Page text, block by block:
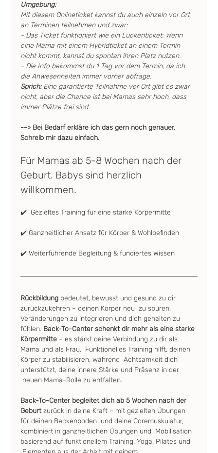
Umgebung:
Mit diesem Onlineticket kannst du auch einzeln vor Ort
an Terminen teilnehmen und zwar:
- Das Ticket funktioniert wie ein Lückenticket: Wenn
eine Mama mit einem Hybridticket an einem Termin
nicht kommt, kannst du spontan ihren Platz nutzen.
- Die Info bekommst du 1 Tag vor dem Termin, da ich
die Anwesenheiten immer vorher abfrage.
Sprich: Eine garantierte Teilnahme vor Ort gibt es zwar
nicht, aber die Chance ist bei Mamas sehr hoch, dass
immer Plätze frei sind.
--> Bei Bedarf erkläre ich das gern noch genauer.
Schreib mir dazu einfach.
Für Mamas ab 5-8 Wochen nach der
Geburt. Babys sind herzlich
willkommen.
✔️  Gezieltes Training für eine starke Körpermitte
✔️ Ganzheitlicher Ansatz für Körper & Wohlbefinden
✔️ Weiterführende Begleitung & fundiertes Wissen
Rückbildung bedeutet, bewusst und gesund zu dir
zurückzukehren – deinen Körper neu  zu spüren,
Veränderungen zu integrieren und dich gehalten zu
fühlen. Back-To-Center schenkt dir mehr als eine starke
Körpermitte – es stärkt deine Verbindung zu dir als
Mama und als Frau.  Funktionelles Training hilft, deinen
Körper zu stabilisieren, während  Achtsamkeit dich
unterstützt, deine innere Stärke und Präsenz in der
neuen Mama-Rolle zu entfalten.
Back-To-Center begleitet dich ab 5 Wochen nach der
Geburt zurück in deine Kraft – mit gezielten Übungen
für deinen Beckenboden  und deine Coremuskulatur,
kombiniert in ganzheitlichen Übungen und  Mobilisation
basierend auf funktionellem Training, Yoga, Pilates und